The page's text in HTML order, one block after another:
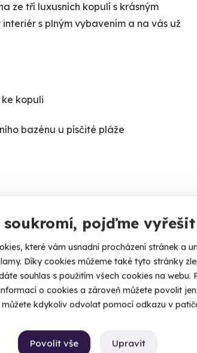
soukromí, pojďme
které vám usnadní procházení stránek a
Díky cookies můžeme také tyto stránky
souhlas s použitím všech cookies na webu.
o cookies a zároveň můžete povolit jen
můžete kdykoliv odvolat pomocí odkazu v
Upravit
Povolit vše
Termíny pro zvolenou variantu:
rezervovat termín?
ze tří luxusních kopulí s krásným
s plným vybavením a na vás už
kopuli
bazénu u písčité pláže